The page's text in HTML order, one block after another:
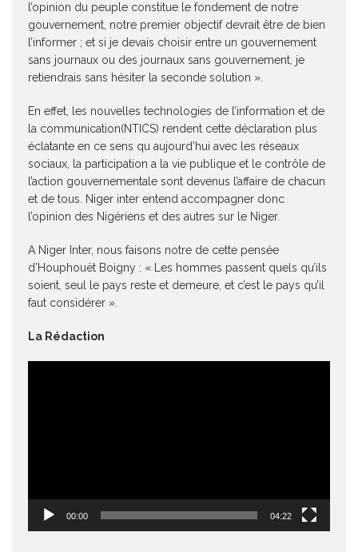
l’opinion du peuple constitue le fondement de notre
gouvernement, notre premier objectif devrait être de bien
l’informer ; et si je devais choisir entre un gouvernement
sans journaux ou des journaux sans gouvernement, je
retiendrais sans hésiter la seconde solution ».
En effet, les nouvelles technologies de l’information et de
la communication(NTICS) rendent cette déclaration plus
éclatante en ce sens qu aujourd’hui avec les réseaux
sociaux, la participation a la vie publique et le contrôle de
l’action gouvernementale sont devenus l’affaire de chacun
et de tous. Niger inter entend accompagner donc
l’opinion des Nigériens et des autres sur le Niger.
A Niger Inter, nous faisons notre de cette pensée
d’Houphouët Boigny : « Les hommes passent quels qu’ils
soient, seul le pays reste et demeure, et c’est le pays qu’il
faut considérer ».
La Rédaction
00:00 04:22